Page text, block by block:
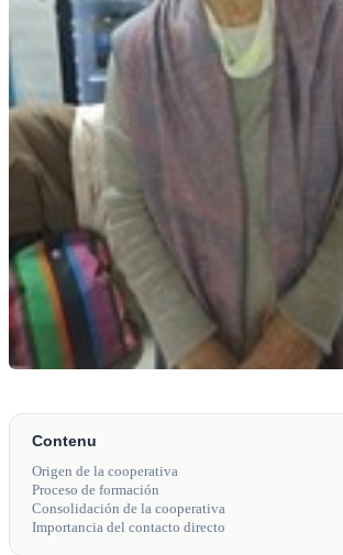
Contenu
Origen de la cooperativa
Proceso de formación
Consolidación de la cooperativa
Importancia del contacto directo